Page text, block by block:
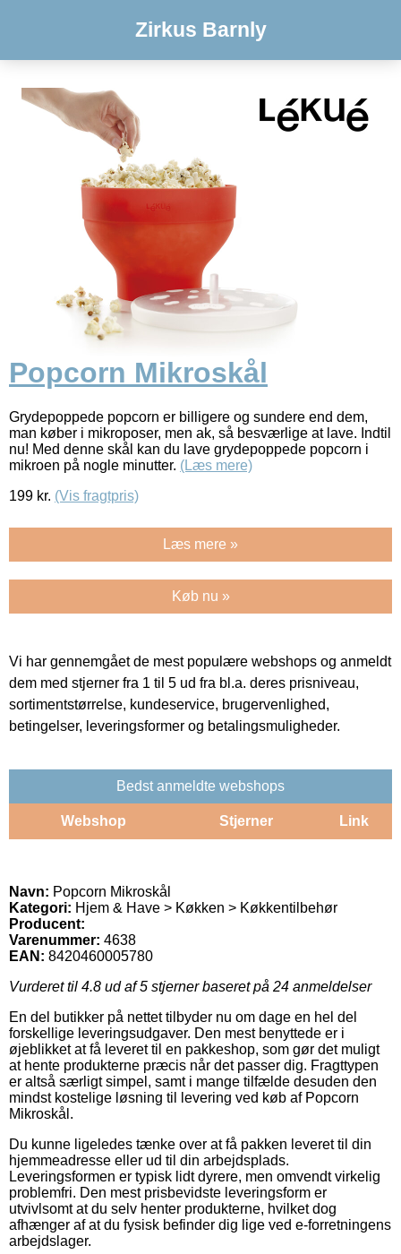
Zirkus Barnly
Popcorn Mikroskål
Grydepoppede popcorn er billigere og sundere end dem,
man køber i mikroposer, men ak, så besværlige at lave. Indtil
nu! Med denne skål kan du lave grydepoppede popcorn i
mikroen på nogle minutter. (Læs mere)
199 kr. (Vis fragtpris)
Læs mere »
Køb nu »
Vi har gennemgået de mest populære webshops og anmeldt
dem med stjerner fra 1 til 5 ud fra bl.a. deres prisniveau,
sortimentstørrelse, kundeservice, brugervenlighed,
betingelser, leveringsformer og betalingsmuligheder.
Bedst anmeldte webshops
Webshop Stjerner Link
Navn: Popcorn Mikroskål
Kategori: Hjem & Have > Køkken > Køkkentilbehør
Producent:
Varenummer: 4638
EAN: 8420460005780
Vurderet til 4.8 ud af 5 stjerner baseret på 24 anmeldelser
En del butikker på nettet tilbyder nu om dage en hel del
forskellige leveringsudgaver. Den mest benyttede er i
øjeblikket at få leveret til en pakkeshop, som gør det muligt
at hente produkterne præcis når det passer dig. Fragttypen
er altså særligt simpel, samt i mange tilfælde desuden den
mindst kostelige løsning til levering ved køb af Popcorn
Mikroskål.
Du kunne ligeledes tænke over at få pakken leveret til din
hjemmeadresse eller ud til din arbejdsplads.
Leveringsformen er typisk lidt dyrere, men omvendt virkelig
problemfri. Den mest prisbevidste leveringsform er
utvivlsomt at du selv henter produkterne, hvilket dog
afhænger af at du fysisk befinder dig lige ved e-forretningens
arbejdslager.